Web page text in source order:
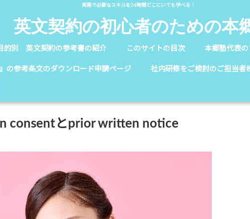
実務で必要なスキルを24時間どこにいても学べる！
英文契約の初心者のための本
的別 英文契約の参考書の紹介 このサイトの目次 本郷塾代表
の参考条文のダウンロード申請ページ 社内研修をご検討のご担当者
consentとprior written notice